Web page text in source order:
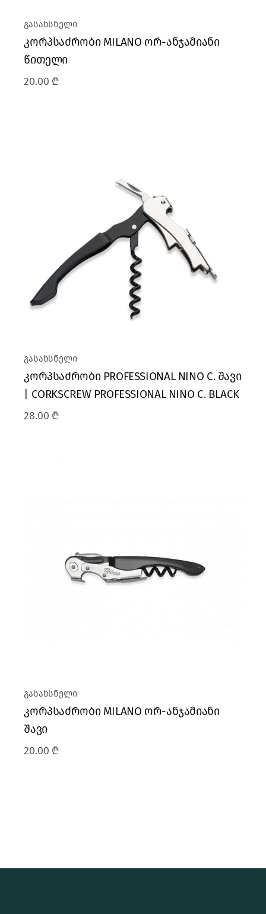
გასახსნელი
კორპსაძრობი MILANO ორ-ანჯამიანი
წითელი
20.00 ₾
გასახსნელი
კორპსაძრობი PROFESSIONAL NINO C. შავი
| CORKSCREW PROFESSIONAL NINO C. BLACK
28.00 ₾
გასახსნელი
კორპსაძრობი MILANO ორ-ანჯამიანი
შავი
20.00 ₾